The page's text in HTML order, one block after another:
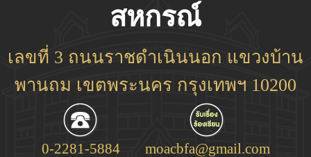
สหกรณ์
เลขที่ 3 ถนนราชดำเนินนอก แขวงบ้าน
พานถม เขตพระนคร กรุงเทพฯ 10200
0-2281-5884 moacbfa@gmail.com